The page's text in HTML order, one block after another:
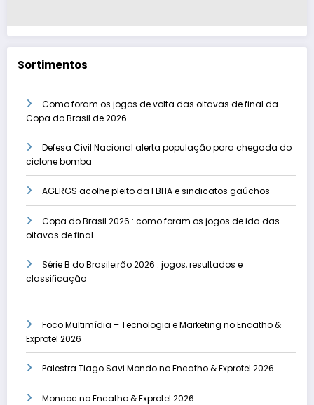
Sortimentos
Como foram os jogos de volta das oitavas de final da
Copa do Brasil de 2026
Defesa Civil Nacional alerta população para chegada do
ciclone bomba
AGERGS acolhe pleito da FBHA e sindicatos gaúchos
Copa do Brasil 2026 : como foram os jogos de ida das
oitavas de final
Série B do Brasileirão 2026 : jogos, resultados e
classificação
Foco Multimídia – Tecnologia e Marketing no Encatho &
Exprotel 2026
Palestra Tiago Savi Mondo no Encatho & Exprotel 2026
Moncoc no Encatho & Exprotel 2026